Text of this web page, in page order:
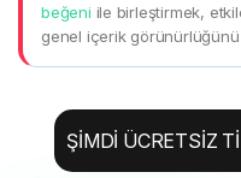
beğeni ile birleştirmek,
genel içerik görünürlüğünü
ŞIMDI ÜCRETSIZ